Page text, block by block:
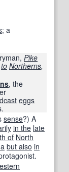
; a
Pike
to Northerns,
, the
eggs
sense?) A
in the late
of North
but also in